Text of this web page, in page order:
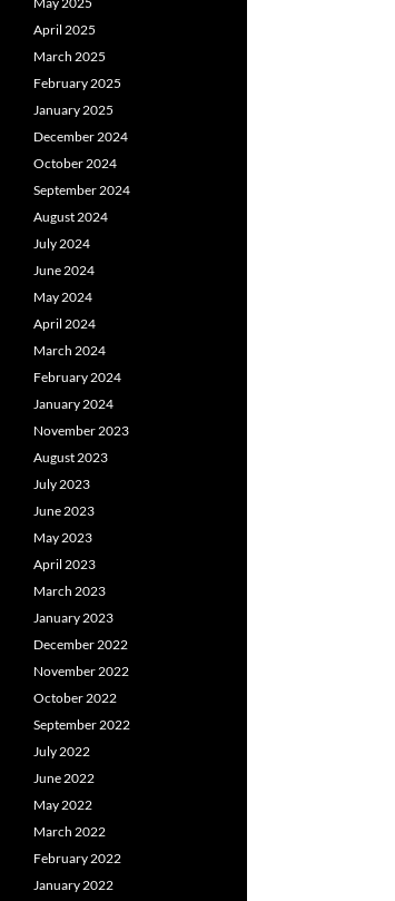
April 2025
March 2025
February 2025
January 2025
December 2024
October 2024
September 2024
August 2024
July 2024
June 2024
May 2024
April 2024
March 2024
February 2024
January 2024
November 2023
August 2023
July 2023
June 2023
May 2023
April 2023
March 2023
January 2023
December 2022
November 2022
October 2022
September 2022
July 2022
June 2022
May 2022
March 2022
February 2022
January 2022